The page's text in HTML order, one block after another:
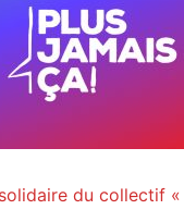
du collectif «